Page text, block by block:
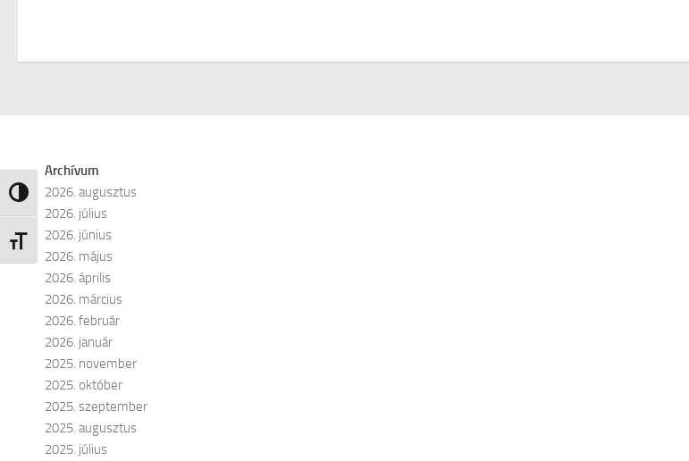
Nagy kontraszt váltása
Betűméret váltása
Archívum
2026. augusztus
2026. július
2026. június
2026. május
2026. április
2026. március
2026. február
2026. január
2025. november
2025. október
2025. szeptember
2025. augusztus
2025. július